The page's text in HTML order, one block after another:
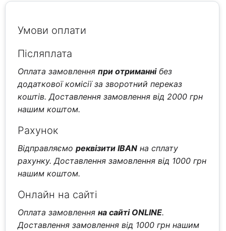
Умови оплати
Післяплата
Оплата замовленняпри отриманнібез
додаткової комісії за зворотний переказ
коштів. Доставлення замовлення від 2000 грн
нашим коштом.
Рахунок
Відправляємореквізити IBAN на сплату
рахунку. Доставлення замовлення від 1000 грн
нашим коштом.
Онлайн на сайті
Оплата замовленняна сайті ONLINE.
Доставлення замовлення від 1000 грн нашим